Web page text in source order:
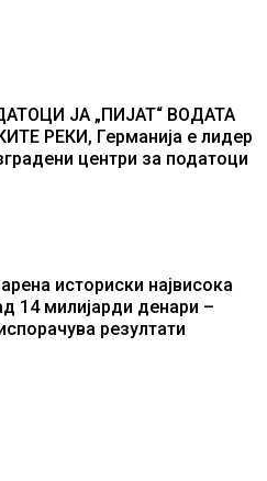
ЈА „ПИЈАТ“ ВОДАТА
РЕКИ, Германија е лидер
центри за податоци
историски највисока
14 милијарди денари –
резултати